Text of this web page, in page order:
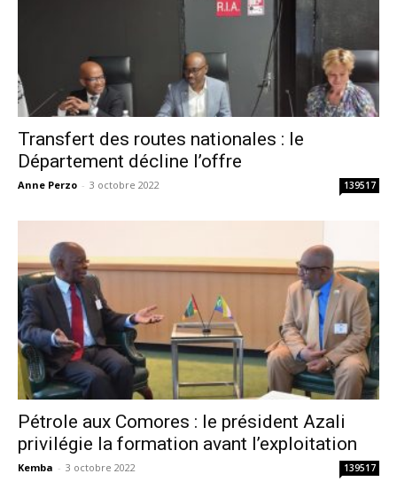
Transfert des routes nationales : le
Département décline l’offre
Anne Perzo - 3 octobre 2022 139517
Pétrole aux Comores : le président Azali
privilégie la formation avant l’exploitation
Kemba - 3 octobre 2022 139517